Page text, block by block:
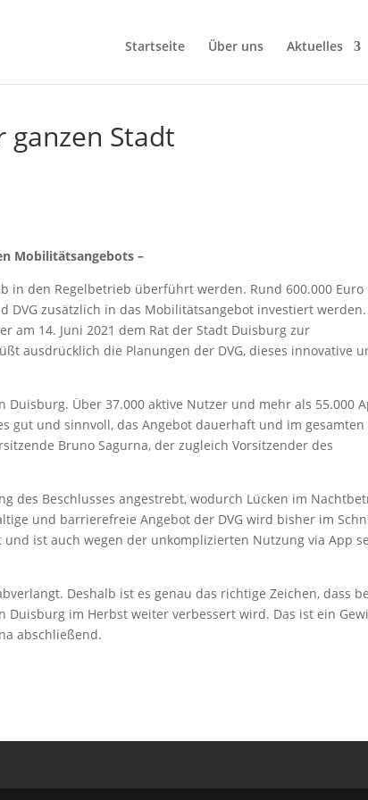
Startseite Über uns Aktuelles
ganzen Stadt
Mobilitätsangebots –
in den Regelbetrieb überführt werden. Rund 600.000 Euro
DVG zusätzlich in das Mobilitätsangebot investiert werden.
am 14. Juni 2021 dem Rat der Stadt Duisburg zur
ausdrücklich die Planungen der DVG, dieses innovative
Duisburg. Über 37.000 aktive Nutzer und mehr als 55.000
gut und sinnvoll, das Angebot dauerhaft und im gesamten
Bruno Sagurna, der zugleich Vorsitzender des
des Beschlusses angestrebt, wodurch Lücken im
und barrierefreie Angebot der DVG wird bisher im
ist auch wegen der unkomplizierten Nutzung via App
Deshalb ist es genau das richtige Zeichen, dass
im Herbst weiter verbessert wird. Das ist ein
abschließend.